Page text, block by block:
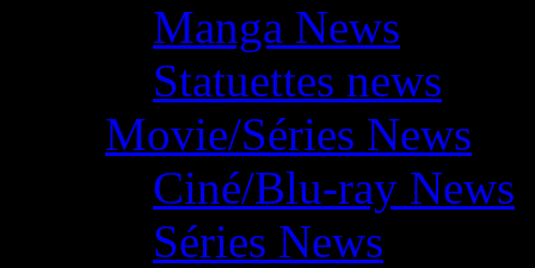
Manga News
Statuettes news
Movie/Séries News
Ciné/Blu-ray News
Séries News